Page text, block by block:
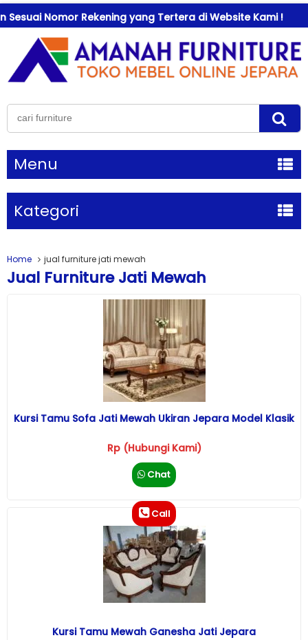
Rekening yang Tertera di Website Kami !
Menu
Kategori
Home jual furniture jati mewah
Jual Furniture Jati Mewah
Kursi Tamu Sofa Jati Mewah Ukiran Jepara Model Klasik
Rp (Hubungi Kami)
Chat
Call
Kursi Tamu Mewah Ganesha Jati Jepara